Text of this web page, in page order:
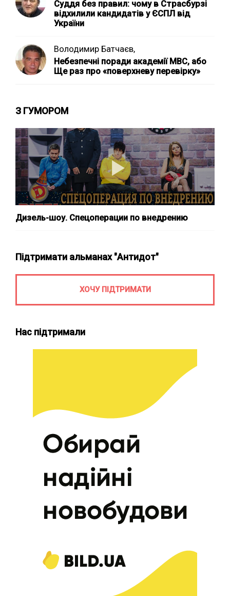
Суддя без правил: чому в Страсбурзі
відхилили кандидатів у ЄСПЛ від
України
Володимир Батчаєв,
Небезпечні поради академії МВС, або
Ще раз про «поверхневу перевірку»
З ГУМОРОМ
Дизель-шоу. Спецоперации по внедрению
Підтримати альманах "Антидот"
ХОЧУ ПІДТРИМАТИ
Нас підтримали